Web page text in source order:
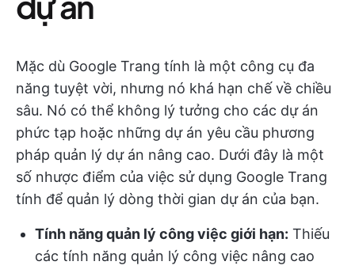
Mặc dù Google Trang tính là một công cụ đa
năng tuyệt vời, nhưng nó khá hạn chế về chiều
sâu. Nó có thể không lý tưởng cho các dự án
phức tạp hoặc những dự án yêu cầu phương
pháp quản lý dự án nâng cao. Dưới đây là một
số nhược điểm của việc sử dụng Google Trang
tính để quản lý dòng thời gian dự án của bạn.
Tính năng quản lý công việc giới hạn: Thiếu
các tính năng quản lý công việc nâng cao